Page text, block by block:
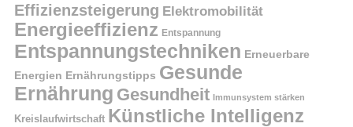
Effizienzsteigerung Elektromobilität
Energieeffizienz Entspannung
Entspannungstechniken Erneuerbare
Energien Ernährungstipps Gesunde
Ernährung Gesundheit Immunsystem stärken
Kreislaufwirtschaft Künstliche Intelligenz